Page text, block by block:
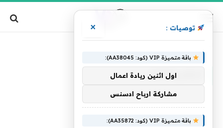
الرقميQUOT
توصيات : ×
باقة متميزة VIP (كود: AA38045):
اول اثنين ريادة اعمال
مشاركة ارباح ادسنس
باقة متميزة VIP (كود: AA35872):